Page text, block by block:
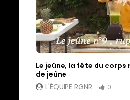
Le jeûne, la fête du corps
de jeûne
L'ÉQUIPE RGNR
0